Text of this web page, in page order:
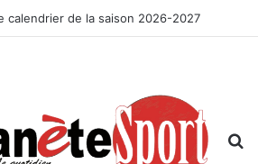
calendrier de la saison 2026-2027